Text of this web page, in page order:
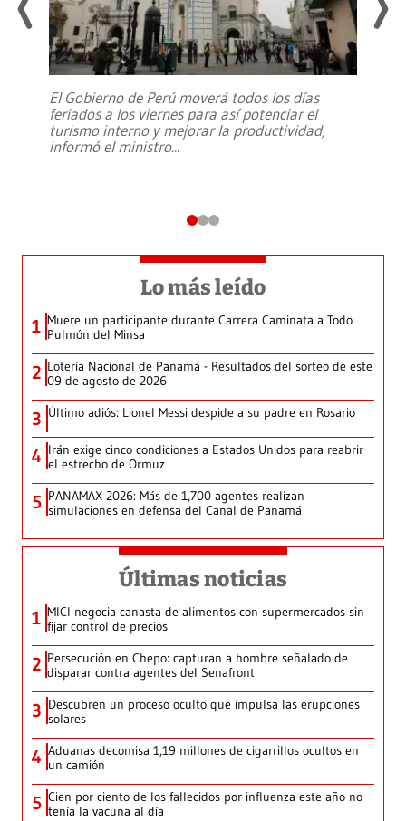
El Gobierno de Perú moverá todos los días
feriados a los viernes para así potenciar el
turismo interno y mejorar la productividad,
informó el ministro...
Lo más leído
1 Muere un participante durante Carrera Caminata a Todo
Pulmón del Minsa
2 Lotería Nacional de Panamá - Resultados del sorteo de este
09 de agosto de 2026
3 Último adiós: Lionel Messi despide a su padre en Rosario
4 Irán exige cinco condiciones a Estados Unidos para reabrir
el estrecho de Ormuz
5 PANAMAX 2026: Más de 1,700 agentes realizan
simulaciones en defensa del Canal de Panamá
Últimas noticias
1 MICI negocia canasta de alimentos con supermercados sin
fijar control de precios
2 Persecución en Chepo: capturan a hombre señalado de
disparar contra agentes del Senafront
3 Descubren un proceso oculto que impulsa las erupciones
solares
4 Aduanas decomisa 1,19 millones de cigarrillos ocultos en
un camión
5 Cien por ciento de los fallecidos por influenza este año no
tenía la vacuna al día